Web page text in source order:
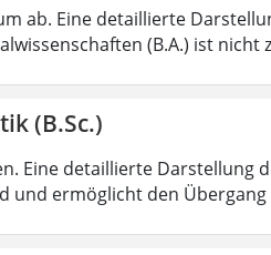
ab. Eine detaillierte
(B.A.) ist nicht
(B.Sc.)
Eine detaillierte Darstellung
und ermöglicht den